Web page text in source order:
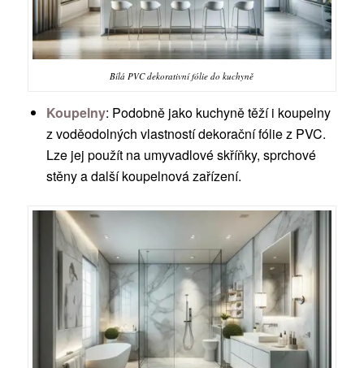
Bílá PVC dekorativní fólie do kuchyně
Koupelny: Podobně jako kuchyně těží i koupelny
z voděodolných vlastností dekorační fólie z PVC.
Lze jej použít na umyvadlové skříňky, sprchové
stěny a další koupelnová zařízení.